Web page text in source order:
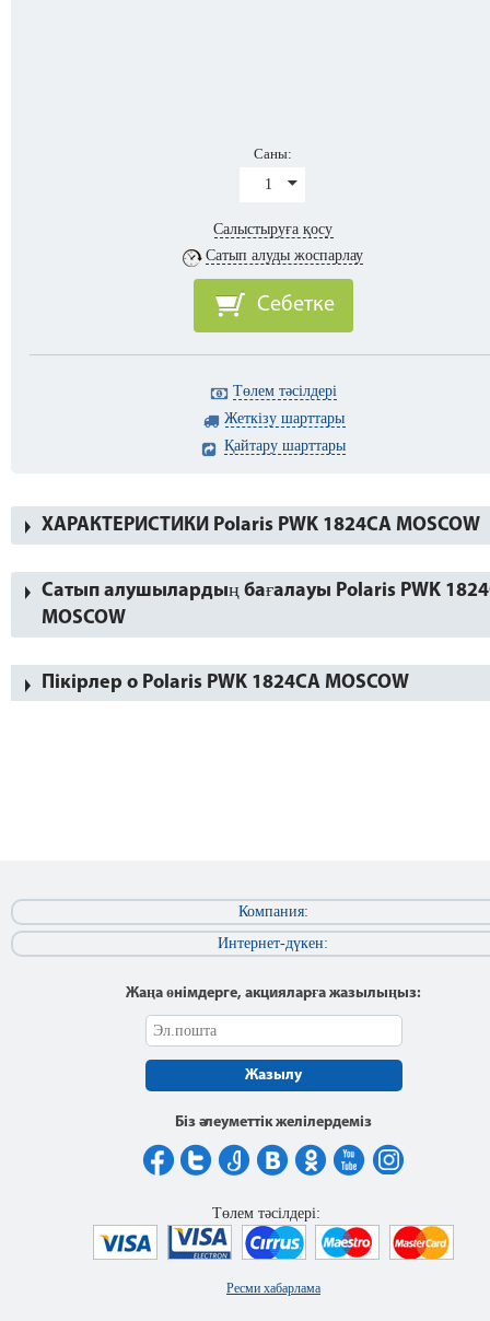
Саны:
1
Салыстыруға қосу
Сатып алуды жоспарлау
Себетке
Төлем тәсілдері
Жеткізу шарттары
Қайтару шарттары
ХАРАКТЕРИСТИКИ Polaris PWK 1824CA MOSCOW
Сатып алушылардың бағалауы Polaris PWK
MOSCOW
Пікірлер о Polaris PWK 1824CA MOSCOW
Компания:
Интернет-дүкен:
Жаңа өнімдерге, акцияларға жазылыңыз:
Жазылу
Біз әлеуметтік желілердеміз
Ресми хабарлама
Төлем тәсілдері: